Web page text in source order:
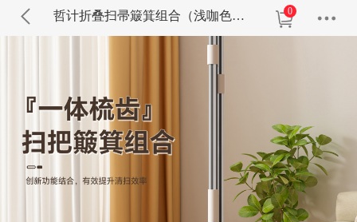
哲计折叠扫帚簸箕组合（浅咖色）Z-TS72069A 0